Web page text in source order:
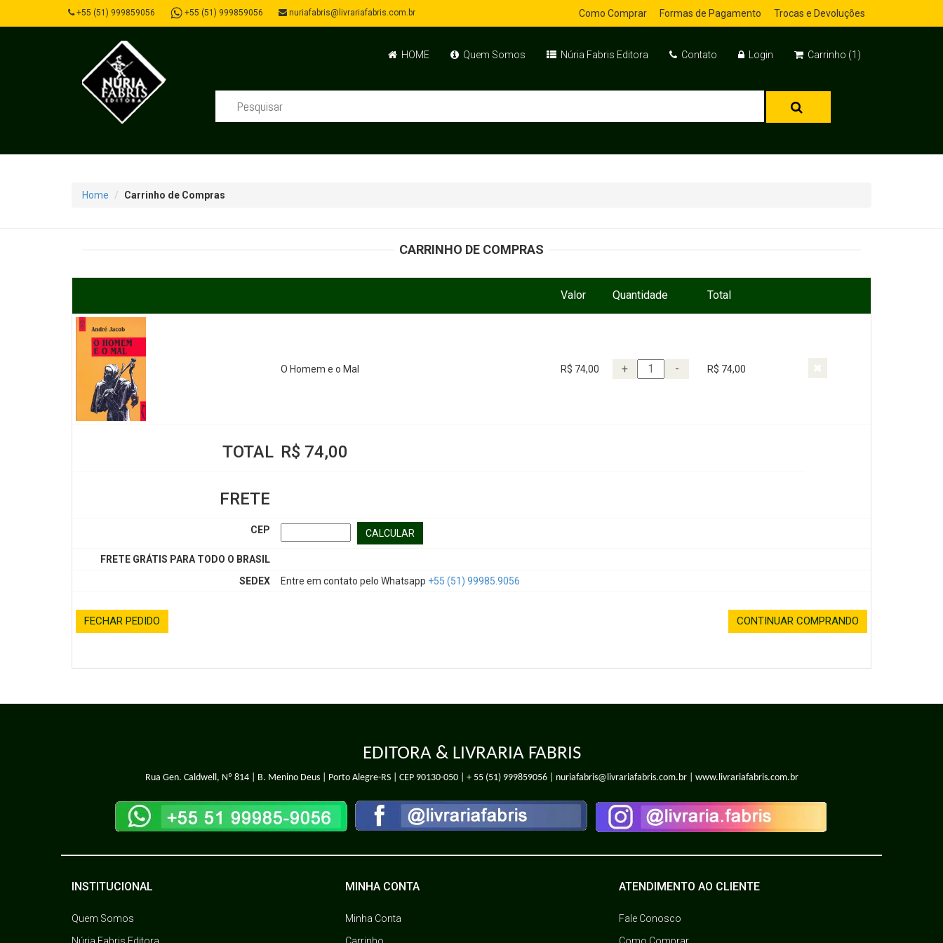
+55 (51) 999859056 +55 (51) 999859056 nuriafabris@livrariafabris.com.br Como Comprar Formas de Pagamento Trocas e Devoluções
HOME Quem Somos Núria Fabris Editora Contato Login Carrinho (1)
Home Carrinho de Compras
CARRINHO DE COMPRAS
Valor Quantidade Total
O Homem e o Mal R$ 74,00 + - R$ 74,00
TOTAL R$ 74,00
FRETE
CEP CALCULAR
FRETE GRÁTIS PARA TODO O BRASIL
SEDEX
Entre em contato pelo Whatsapp +55 (51) 99985.9056
FECHAR PEDIDO CONTINUAR COMPRANDO
EDITORA & LIVRARIA FABRIS
Rua Gen. Caldwell, Nº 814 | B. Menino Deus | Porto Alegre-RS | CEP 90130-050 | + 55 (51) 999859056| nuriafabris@livrariafabris.com.br | www.livrariafabris.com.br
INSTITUCIONAL
Quem Somos
MINHA CONTA
Minha Conta
ATENDIMENTO AO CLIENTE
Fale Conosco